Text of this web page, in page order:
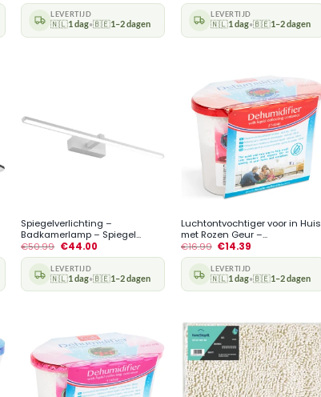
LEVERTIJD
🇳🇱1 dag•🇧🇪1–2 dagen
LEVERTIJD
🇳🇱1 dag•🇧🇪1–2 dagen
Spiegelverlichting –
Badkamerlamp – Spiegel...
€50.99 €44.00
LEVERTIJD
🇳🇱1 dag•🇧🇪1–2 dagen
Luchtontvochtiger voor in Huis
met Rozen Geur –...
€16.99 €14.39
LEVERTIJD
🇳🇱1 dag•🇧🇪1–2 dagen